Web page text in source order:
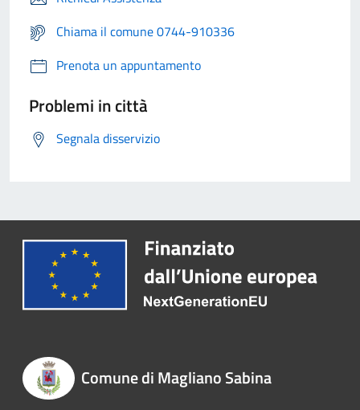
Chiama il comune 0744-910336
Prenota un appuntamento
Problemi in città
Segnala disservizio
Comune di Magliano Sabina